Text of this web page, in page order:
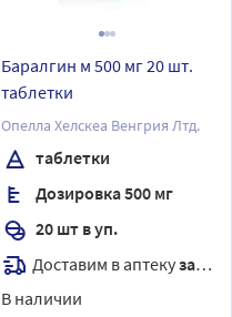
Баралгин м 500 мг 20 шт.
таблетки
Опелла Хелскеа Венгрия Лтд.
таблетки
Дозировка 500 мг
20 шт в уп.
Доставим в аптекузавтра
В наличии